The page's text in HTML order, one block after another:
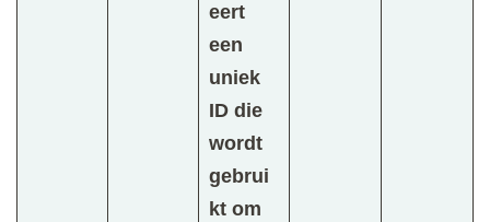
eert
een
uniek
ID die
wordt
gebrui
kt om